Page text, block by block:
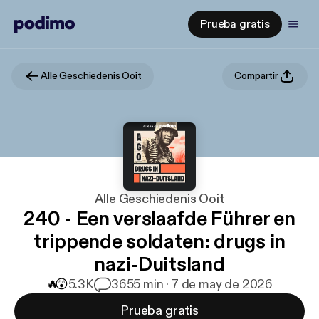
Prueba gratis
Alle Geschiedenis Ooit Compartir
Alle Geschiedenis Ooit
240 - Een verslaafde Führer en
trippende soldaten: drugs in
nazi-Duitsland
🔥😲5.3K 3655 min · 7 de may de 2026
Prueba gratis